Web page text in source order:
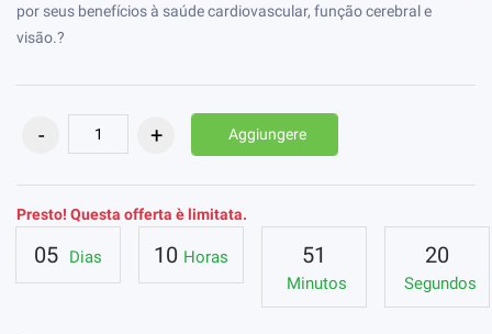
por seus benefícios à saúde cardiovascular, função cerebral e
visão.?
Aggiungere
Presto! Questa offerta è limitata.
05 Dias 10 Horas 51
Minutos
19
Segundos